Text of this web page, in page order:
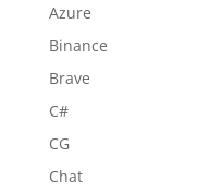
Azure
Binance
Brave
C#
CG
Chat